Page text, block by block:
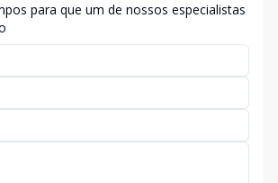
para que um de nossos especialistas